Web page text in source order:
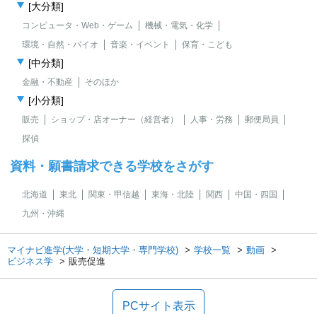
[大分類]
コンピュータ・Web・ゲーム
機械・電気・化学
環境・自然・バイオ
音楽・イベント 保育・こども
[中分類]
金融・不動産 そのほか
[小分類]
販売 ショップ・店オーナー（経営者） 人事・労務
郵便局員
探偵
資料・願書請求できる学校をさがす
北海道 東北 関東・甲信越 東海・北陸 関西
中国・四国
九州・沖縄
マイナビ進学(大学・短期大学・専門学校) 学校一覧
動画
ビジネス学
販売促進
PCサイト表示